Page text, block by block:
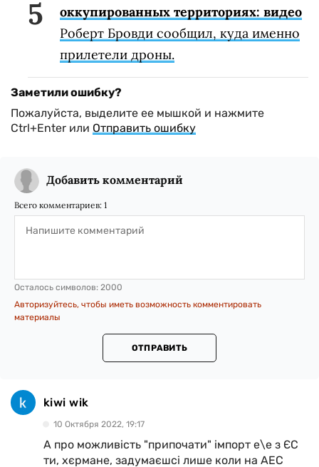
оккупированных территориях: видео
Роберт Бровди сообщил, куда именно
прилетели дроны.
Заметили ошибку?
Пожалуйста, выделите ее мышкой и нажмите
Ctrl+Enter или Отправить ошибку
Добавить комментарий
Всего комментариев: 1
Осталось символов: 2000
Авторизуйтесь, чтобы иметь возможность комментировать
материалы
ОТПРАВИТЬ
kiwi wik
10 Октября 2022, 19:17
А про можливість "припочати" імпорт е\е з ЄС
ти, хєрмане, задумаєшсі лише коли на АЕС